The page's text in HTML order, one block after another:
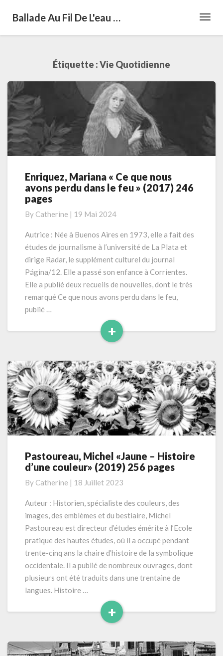
Ballade Au Fil De L'eau …
Étiquette :Vie Quotidienne
Enriquez,
Mariana
« Ce
nous
avons
dans
le
feu »
(2017)
246
pages
Enriquez, Mariana « Ce que nous
avons perdu dans le feu » (2017) 246
pages
By Catherine | 19 Mai 2024
Autrice : Née à Buenos Aires en 1973, elle a fait des
études de journalisme à l’université de La Plata et
dirige Radar, le supplément culturel du journal
Página/12. Elle a passé son enfance à Corrientes.
Elle a publié deux recueils de nouvelles, dont le très
remarqué Ce que nous avons perdu dans le feu,
publié …
+
Read
Pastoureau,
Michel
–
Histoire
couleur»
(2019)
256
pages
Pastoureau, Michel «Jaune – Histoire
d’une couleur» (2019) 256 pages
By Catherine | 18 Juillet 2023
Auteur : Historien, spécialiste des couleurs, des
images, des emblèmes et du bestiaire, Michel
Pastoureau est directeur d’études émérite à l’Ecole
pratique des hautes études, où il a occupé pendant
trente-cinq ans la chaire d’histoire de la symbolique
occidentale. Il a publié de nombreux ouvrages, dont
plusieurs ont été traduits dans une trentaine de
langues. Histoire …
+
Read